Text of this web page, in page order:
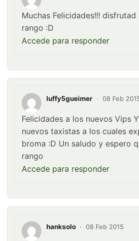
Muchas Felicidades!!!
rango :D
Accede para responder
luffy5gueimer · 08 Feb
Felicidades a los nuevos Vips
nuevos taxistas a los cuales
broma :D Un saludo y espero
rango
Accede para responder
hanksolo · 08 Feb 2015